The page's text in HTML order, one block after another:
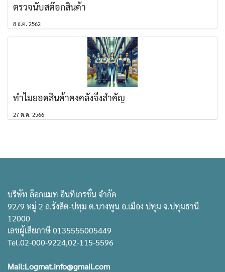
ตรวจนับสต๊อกสินค้า
8 ธ.ค. 2562
ทำไมยอดสินค้าคงคลังจึงสำคัญ
27 ต.ค. 2566
บริษัท ล๊อกแมท อินทิเกรชั่น จำกัด
92/9 หมู่ 2 ถ.รังสิต-ปทุม ต.บางพูน อ.เมือง ปทุม จ.ปทุมธานี
12000
เลขผู้เสียภาษี 0135555005449
Tel.02-000-9224,02-115-5596
Mail:Logmat.info@gmail.com